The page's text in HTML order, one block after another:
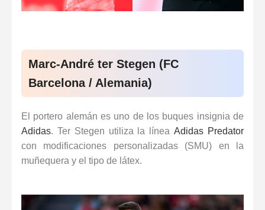
Marc-André ter Stegen (FC
Barcelona / Alemania)
El portero alemán es uno de los buques insignia de
Adidas. Ter Stegen utiliza la líneaAdidas Predator
con modificaciones personalizadas (SMU) en la
muñequera y el tipo de látex.